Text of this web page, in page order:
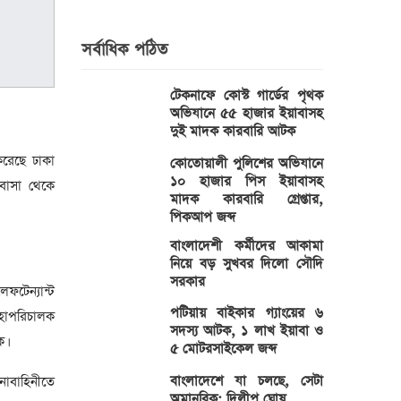
ঢাকা
থেকে
সর্বাধিক পঠিত
টেকনাফে কোস্ট গার্ডের পৃথক
অভিযানে ৫৫ হাজার ইয়াবাসহ
দুই মাদক কারবারি আটক
কোতোয়ালী পুলিশের অভিযানে
১০ হাজার পিস ইয়াবাসহ
মাদক কারবারি গ্রেপ্তার,
পিকআপ জব্দ
বাংলাদেশী কর্মীদের আকামা
নিয়ে বড় সুখবর দিলো সৌদি
সরকার
পটিয়ায় বাইকার গ্যাংয়ের ৬
সদস্য আটক, ১ লাখ ইয়াবা ও
৫ মোটরসাইকেল জব্দ
বাংলাদেশে যা চলছে, সেটা